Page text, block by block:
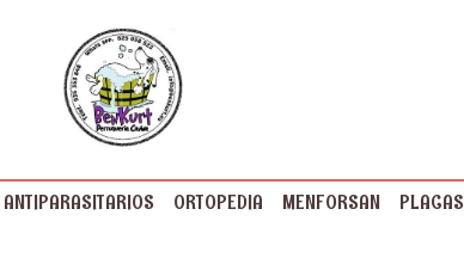
ANTIPARASITARIOS ORTOPEDIA MENFORSAN PLACAS